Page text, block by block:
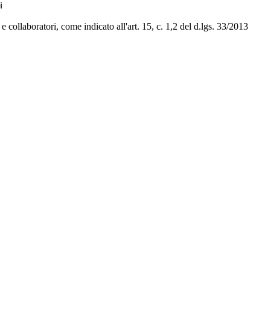
collaboratori, come indicato all'art. 15, c. 1,2 del d.lgs. 33/2013